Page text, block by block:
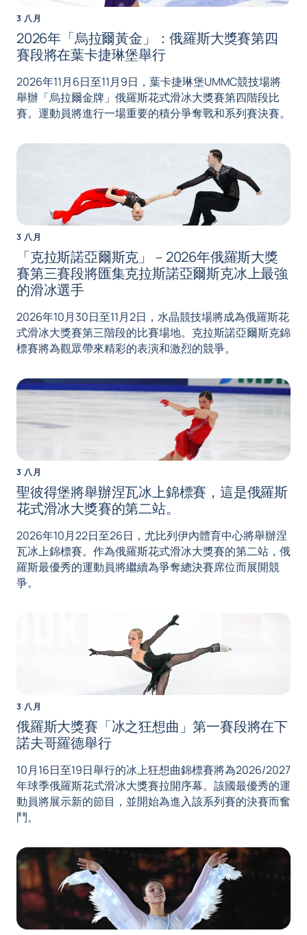
3 八月
2026年「烏拉爾黃金」：俄羅斯大獎賽第四
賽段將在葉卡捷琳堡舉行
2026年11月6日至11月9日，葉卡捷琳堡UMMC競技場將
舉辦「烏拉爾金牌」俄羅斯花式滑冰大獎賽第四階段比
賽。運動員將進行一場重要的積分爭奪戰和系列賽決賽。
3 八月
「克拉斯諾亞爾斯克」－2026年俄羅斯大獎
賽第三賽段將匯集克拉斯諾亞爾斯克冰上最強
的滑冰選手
2026年10月30日至11月2日，水晶競技場將成為俄羅斯花
式滑冰大獎賽第三階段的比賽場地。克拉斯諾亞爾斯克錦
標賽將為觀眾帶來精彩的表演和激烈的競爭。
3 八月
聖彼得堡將舉辦涅瓦冰上錦標賽，這是俄羅斯
花式滑冰大獎賽的第二站。
2026年10月22日至26日，尤比列伊內體育中心將舉辦涅
瓦冰上錦標賽。作為俄羅斯花式滑冰大獎賽的第二站，俄
羅斯最優秀的運動員將繼續為爭奪總決賽席位而展開競
爭。
3 八月
俄羅斯大獎賽「冰之狂想曲」第一賽段將在下
諾夫哥羅德舉行
10月16日至19日舉行的冰上狂想曲錦標賽將為2026/2027
年球季俄羅斯花式滑冰大獎賽拉開序幕。該國最優秀的運
動員將展示新的節目，並開始為進入該系列賽的決賽而奮
鬥。